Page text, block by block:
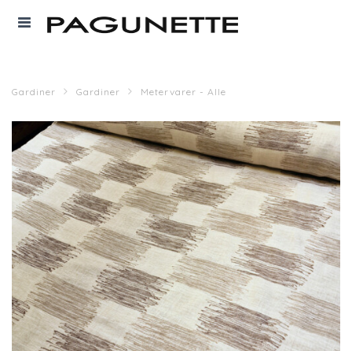
Gardiner Gardiner Metervarer - Alle